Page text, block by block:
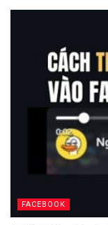
FACEBOOK